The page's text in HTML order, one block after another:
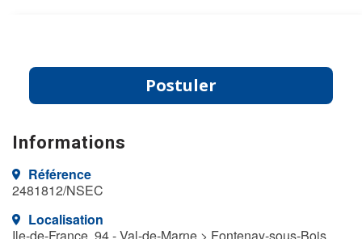
Postuler
Informations
Référence
2481812/NSEC
Localisation